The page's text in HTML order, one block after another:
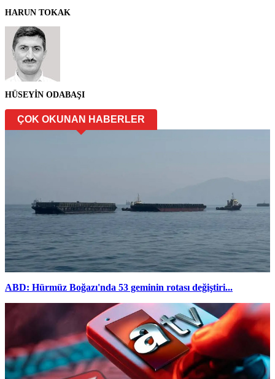
HARUN TOKAK
HÜSEYİN ODABAŞI
ÇOK OKUNAN HABERLER
ABD: Hürmüz Boğazı'nda 53 geminin rotası değiştiri...